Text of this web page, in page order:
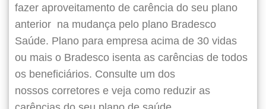
fazer aproveitamento de carência do seu plano
anterior na mudança pelo plano Bradesco
Saúde. Plano para empresa acima de 30 vidas
ou mais o Bradesco isenta as carências de todos
os beneficiários. Consulte um dos
nossos corretores e veja como reduzir as